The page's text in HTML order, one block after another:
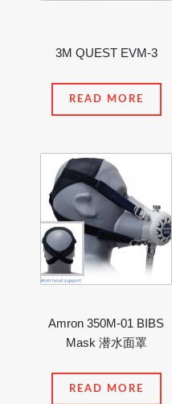
3M QUEST EVM-3
READ MORE
Amron 350M-01 BIBS
Mask 潜水面罩
READ MORE